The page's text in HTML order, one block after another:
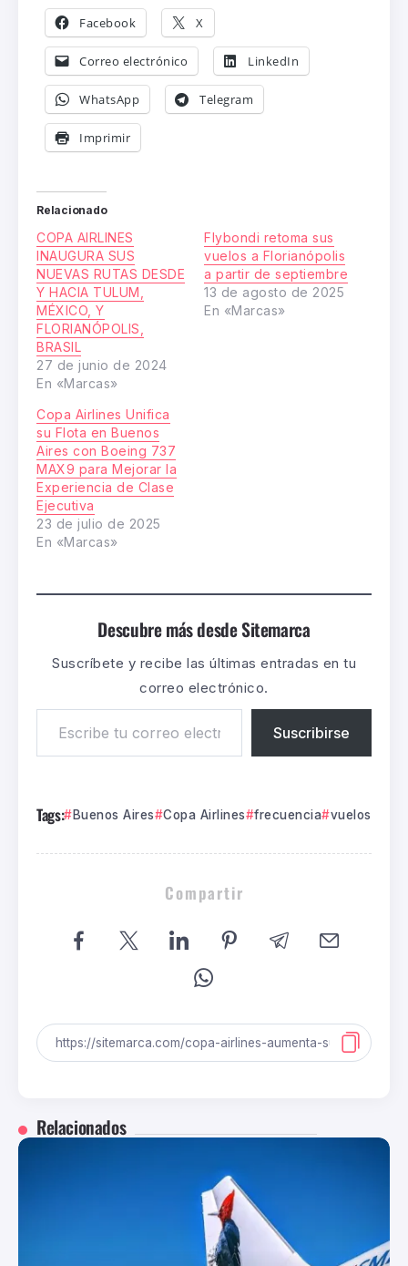
Facebook X
Correo electrónico LinkedIn
WhatsApp Telegram
Imprimir
Relacionado
COPA AIRLINES
INAUGURA SUS
NUEVAS RUTAS DESDE
Y HACIA TULUM,
MÉXICO, Y
FLORIANÓPOLIS,
BRASIL
27 de junio de 2024
En «Marcas»
Flybondi retoma sus
vuelos a Florianópolis
a partir de septiembre
13 de agosto de 2025
En «Marcas»
Copa Airlines Unifica
su Flota en Buenos
Aires con Boeing 737
MAX9 para Mejorar la
Experiencia de Clase
Ejecutiva
23 de julio de 2025
En «Marcas»
Descubre más desde Sitemarca
Suscríbete y recibe las últimas entradas en tu
correo electrónico.
Suscribirse
Tags: Buenos Aires Copa Airlines frecuencia vuelos
Compartir
Relacionados